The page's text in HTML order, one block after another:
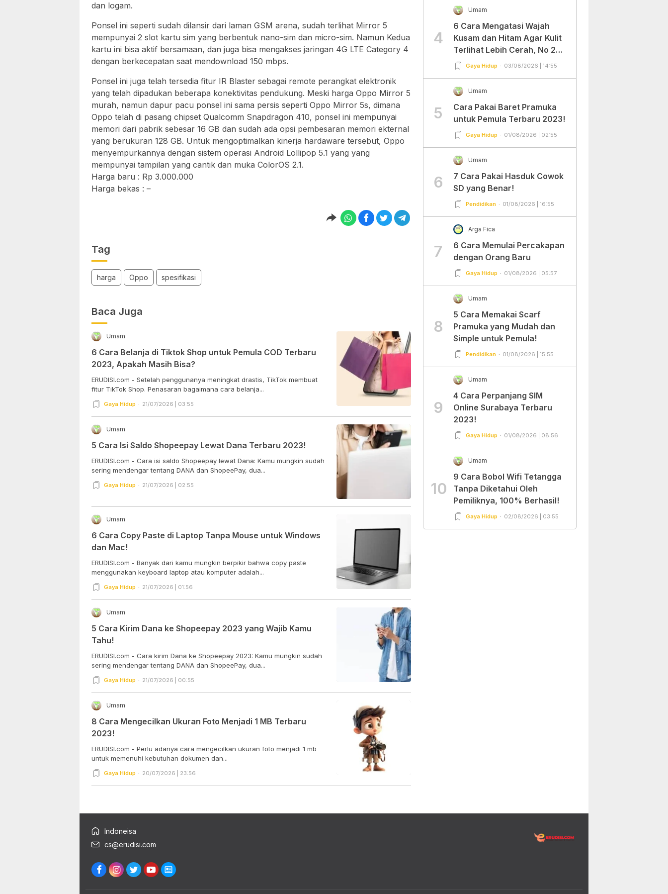
dan logam.
Ponsel ini seperti sudah dilansir dari laman GSM arena, sudah terlihat Mirror 5
mempunyai 2 slot kartu sim yang berbentuk nano-sim dan micro-sim. Namun Kedua
kartu ini bisa aktif bersamaan, dan juga bisa mengakses jaringan 4G LTE Category 4
dengan berkecepatan saat mendownload 150 mbps.
Ponsel ini juga telah tersedia fitur IR Blaster sebagai remote perangkat elektronik
yang telah dipadukan beberapa konektivitas pendukung. Meski harga Oppo Mirror 5
murah, namun dapur pacu ponsel ini sama persis seperti Oppo Mirror 5s, dimana
Oppo telah di pasang chipset Qualcomm Snapdragon 410, ponsel ini mempunyai
memori dari pabrik sebesar 16 GB dan sudah ada opsi pembesaran memori ekternal
yang berukuran 128 GB. Untuk mengoptimalkan kinerja hardaware tersebut, Oppo
menyempurkannya dengan sistem operasi Android Lollipop 5.1 yang yang
mempunyai tampilan yang cantik dan muka ColorOS 2.1.
Harga baru : Rp 3.000.000
Harga bekas : –
Tag
harga Oppo spesifikasi
Baca Juga
Umam
6 Cara Belanja di Tiktok Shop untuk Pemula COD Terbaru
2023, Apakah Masih Bisa?
ERUDISI.com - Setelah penggunanya meningkat drastis, TikTok membuat
fitur TikTok Shop. Penasaran bagaimana cara belanja...
Gaya Hidup 21/07/2026 | 03:55
Umam
5 Cara Isi Saldo Shopeepay Lewat Dana Terbaru 2023!
ERUDISI.com - Cara isi saldo Shopeepay lewat Dana: Kamu mungkin sudah
sering mendengar tentang DANA dan ShopeePay, dua...
Gaya Hidup 21/07/2026 | 02:55
Umam
6 Cara Copy Paste di Laptop Tanpa Mouse untuk Windows
dan Mac!
ERUDISI.com - Banyak dari kamu mungkin berpikir bahwa copy paste
menggunakan keyboard laptop atau komputer adalah...
Gaya Hidup 21/07/2026 | 01:56
Umam
5 Cara Kirim Dana ke Shopeepay 2023 yang Wajib Kamu
Tahu!
ERUDISI.com - Cara kirim Dana ke Shopeepay 2023: Kamu mungkin sudah
sering mendengar tentang DANA dan ShopeePay, dua...
Gaya Hidup 21/07/2026 | 00:55
Umam
8 Cara Mengecilkan Ukuran Foto Menjadi 1 MB Terbaru
2023!
ERUDISI.com - Perlu adanya cara mengecilkan ukuran foto menjadi 1 mb
untuk memenuhi kebutuhan dokumen dan...
Gaya Hidup 20/07/2026 | 23:56
4
Umam
6 Cara Mengatasi Wajah
Kusam dan Hitam Agar Kulit
Terlihat Lebih Cerah, No 2
Gampang Banget dan Mudah
Gaya Hidup 03/08/2026 | 14:55
5
Umam
Cara Pakai Baret Pramuka
untuk Pemula Terbaru 2023!
Gaya Hidup 01/08/2026 | 02:55
6
Umam
7 Cara Pakai Hasduk Cowok
SD yang Benar!
Pendidikan 01/08/2026 | 16:55
7
Arga Fica
6 Cara Memulai Percakapan
dengan Orang Baru
Gaya Hidup 01/08/2026 | 05:57
8
Umam
5 Cara Memakai Scarf
Pramuka yang Mudah dan
Simple untuk Pemula!
Pendidikan 01/08/2026 | 15:55
9
Umam
4 Cara Perpanjang SIM
Online Surabaya Terbaru
2023!
Gaya Hidup 01/08/2026 | 08:56
10
Umam
9 Cara Bobol Wifi Tetangga
Tanpa Diketahui Oleh
Pemiliknya, 100% Berhasil!
Gaya Hidup 02/08/2026 | 03:55
Indoneisa
cs@erudisi.com